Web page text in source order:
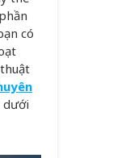
có
dưới